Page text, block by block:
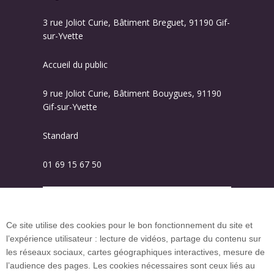
3 rue Joliot Curie, Bâtiment Breguet, 91190 Gif-
sur-Yvette
Accueil du public
9 rue Joliot Curie, Bâtiment Bouygues, 91190
Gif-sur-Yvette
Standard
01 69 15 67 50
Plan du site
Ce site utilise des cookies pour le bon fonctionnement du site et
l’expérience utilisateur : lecture de vidéos, partage du contenu sur
les réseaux sociaux, cartes géographiques interactives, mesure de
l’audience des pages. Les cookies nécessaires sont ceux liés au